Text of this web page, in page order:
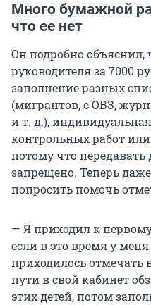
Много бумажной
что ее нет
Он подробно объяснил,
руководителя за 7000
заполнение разных
(мигрантов, с ОВЗ,
и т. д.),
контрольных работ
потому что
запрещено. Теперь
попросить помочь
— Я приходил к
если в это время у
приходилось отмечать
пути в свой кабинет
этих детей, потом